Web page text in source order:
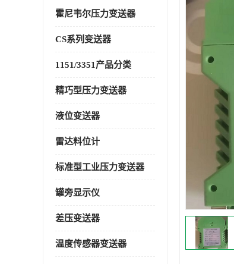
霍尼韦尔压力变送器
CS系列变送器
1151/3351产品分类
精巧型压力变送器
液位变送器
雷达料位计
标准型工业压力变送器
罐旁显示仪
差压变送器
温度传感器变送器